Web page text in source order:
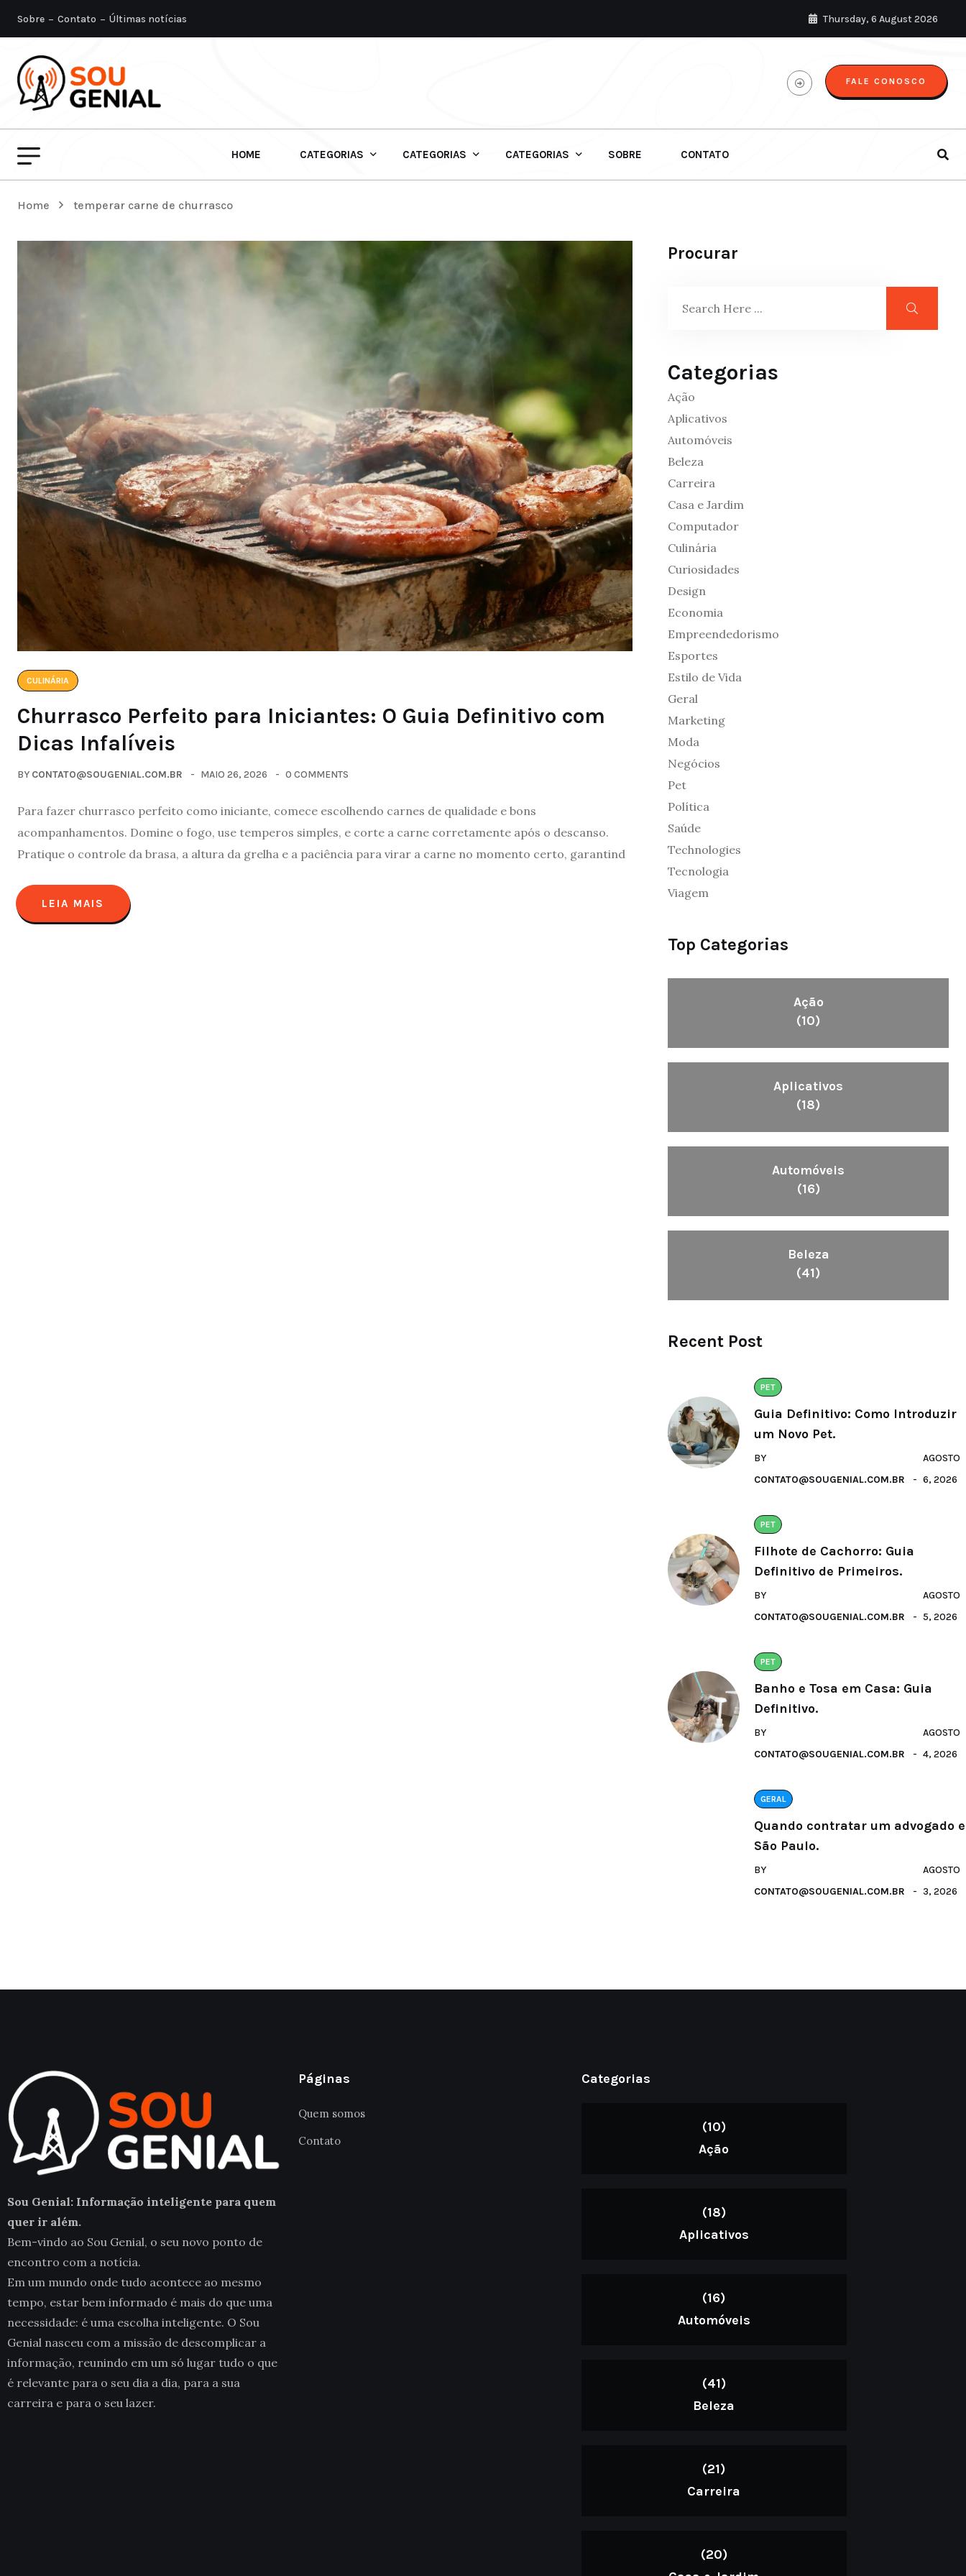
Sobre Contato Últimas notícias Thursday, 6 August 2026
FALE CONOSCO
HOME CATEGORIAS CATEGORIAS CATEGORIAS SOBRE CONTATO
Home temperar carne de churrasco
CULINÁRIA
Churrasco Perfeito para Iniciantes: O Guia Definitivo com
Dicas Infalíveis
BY CONTATO@SOUGENIAL.COM.BR MAIO 26, 2026 0 COMMENTS
Para fazer churrasco perfeito como iniciante, comece escolhendo carnes de qualidade e bons
acompanhamentos. Domine o fogo, use temperos simples, e corte a carne corretamente após o descanso.
Pratique o controle da brasa, a altura da grelha e a paciência para virar a carne no momento certo, garantind
LEIA MAIS
Procurar
Categorias
Ação
Aplicativos
Automóveis
Beleza
Carreira
Casa e Jardim
Computador
Culinária
Curiosidades
Design
Economia
Empreendedorismo
Esportes
Estilo de Vida
Geral
Marketing
Moda
Negócios
Pet
Política
Saúde
Technologies
Tecnologia
Viagem
Top Categorias
Ação
(10)
Aplicativos
(18)
Automóveis
(16)
Beleza
(41)
Recent Post
PET
Guia Definitivo: Como Introduzir
um Novo Pet.
BY
CONTATO@SOUGENIAL.COM.BR
AGOSTO
6, 2026
PET
Filhote de Cachorro: Guia
Definitivo de Primeiros.
BY
CONTATO@SOUGENIAL.COM.BR
AGOSTO
5, 2026
PET
Banho e Tosa em Casa: Guia
Definitivo.
BY
CONTATO@SOUGENIAL.COM.BR
AGOSTO
4, 2026
GERAL
Quando contratar um advogado
São Paulo.
BY
CONTATO@SOUGENIAL.COM.BR
AGOSTO
3, 2026
Sou Genial: Informação inteligente para quem
quer ir além.
Bem-vindo ao Sou Genial, o seu novo ponto de
encontro com a notícia.
Em um mundo onde tudo acontece ao mesmo
tempo, estar bem informado é mais do que uma
necessidade: é uma escolha inteligente. O Sou
Genial nasceu com a missão de descomplicar a
informação, reunindo em um só lugar tudo o que
é relevante para o seu dia a dia, para a sua
carreira e para o seu lazer.
Páginas
Quem somos
Contato
Categorias
(10)
Ação
(18)
Aplicativos
(16)
Automóveis
(41)
Beleza
(21)
Carreira
(20)